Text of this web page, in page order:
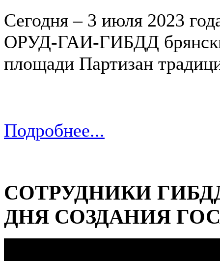
Сегодня – 3 июля 2023
ОРУД-ГАИ-ГИБДД
площади Партизан
Подробнее...
СОТРУДНИКИ
ДНЯ СОЗДАНИЯ